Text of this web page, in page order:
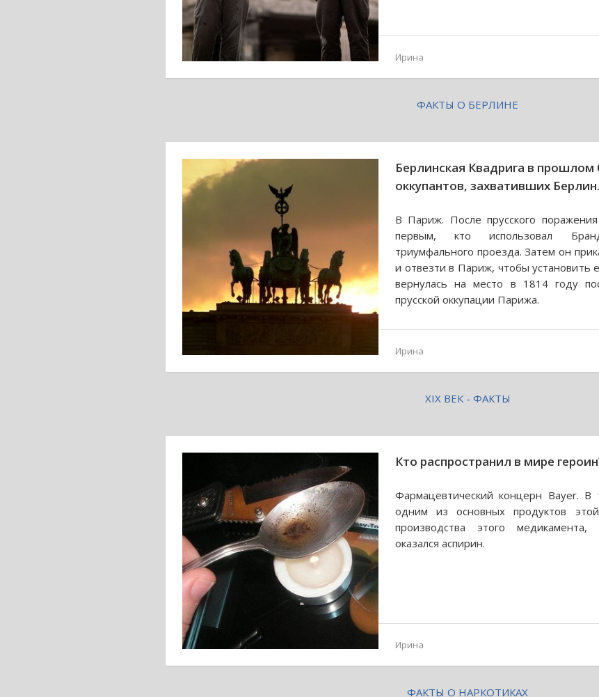
Ирина
ФАКТЫ О БЕРЛИНЕ
Берлинская Квадрига в
оккупантов, захвативших
В Париж. После прусского
первым, кто использовал
триумфального проезда. Затем он
и отвезти в Париж, чтобы установить
вернулась на место в 1814 году
прусской оккупации Парижа.
Ирина
XIX ВЕК - ФАКТЫ
Кто распространил в мире
Фармацевтический концерн Bayer.
одним из основных продуктов
производства этого
оказался аспирин.
Ирина
ФАКТЫ О НАРКОТИКАХ